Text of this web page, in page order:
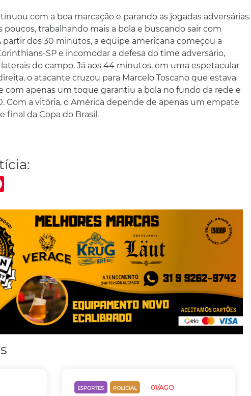
com a boa marcação e parando as jogadas adversárias.
poucos, trabalhando mais a bola e buscando sair com
partir dos 30 minutos, a equipe americana começou a
SP e incomodar a defesa do time adversário,
do campo. Já aos 44 minutos, em uma espetacular
o atacante cruzou para Marcelo Toscano que estava
com apenas um toque garantiu a bola no fundo da rede e
Com a vitória, o América depende de apenas um empate
final da Copa do Brasil.
ESPORTES POLICIAL 01/AGO